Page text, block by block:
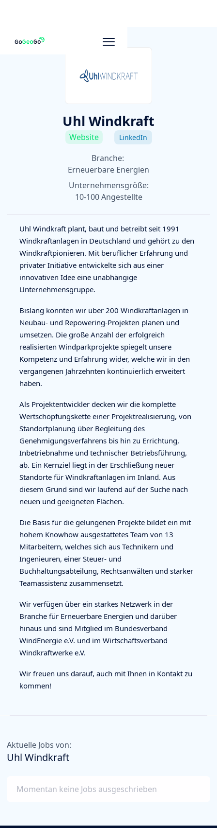
Zu anderen Unternehmen
Uhl Windkraft
Website LinkedIn
Branche:
Erneuerbare Energien
Unternehmensgröße:
10-100 Angestellte
Uhl Windkraft plant, baut und betreibt seit 1991
Windkraftanlagen in Deutschland und gehört zu den
Windkraftpionieren. Mit beruflicher Erfahrung und
privater Initiative entwickelte sich aus einer
innovativen Idee eine unabhängige
Unternehmensgruppe.
Bislang konnten wir über 200 Windkraftanlagen in
Neubau- und Repowering-Projekten planen und
umsetzen. Die große Anzahl der erfolgreich
realisierten Windparkprojekte spiegelt unsere
Kompetenz und Erfahrung wider, welche wir in den
vergangenen Jahrzehnten kontinuierlich erweitert
haben.
Als Projektentwickler decken wir die komplette
Wertschöpfungskette einer Projektrealisierung, von
Standortplanung über Begleitung des
Genehmigungsverfahrens bis hin zu Errichtung,
Inbetriebnahme und technischer Betriebsführung,
ab. Ein Kernziel liegt in der Erschließung neuer
Standorte für Windkraftanlagen im Inland. Aus
diesem Grund sind wir laufend auf der Suche nach
neuen und geeigneten Flächen.
Die Basis für die gelungenen Projekte bildet ein mit
hohem Knowhow ausgestattetes Team von 13
Mitarbeitern, welches sich aus Technikern und
Ingenieuren, einer Steuer- und
Buchhaltungsabteilung, Rechtsanwälten und starker
Teamassistenz zusammensetzt.
Wir verfügen über ein starkes Netzwerk in der
Branche für Erneuerbare Energien und darüber
hinaus und sind Mitglied im Bundesverband
WindEnergie e.V. und im Wirtschaftsverband
Windkraftwerke e.V.
Wir freuen uns darauf, auch mit Ihnen in Kontakt zu
kommen!
Aktuelle Jobs von:
Uhl Windkraft
Momentan keine Jobs ausgeschrieben